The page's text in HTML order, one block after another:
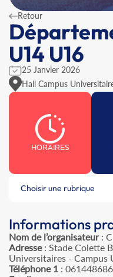
Retour
U14 U16
25 Janvier 2026
Hall Campus
HORAIRES
Choisir une rubrique
Informations
Nom de l’organisateur:
Adresse: Stade Colette
Universitaires -
Téléphone 1 :